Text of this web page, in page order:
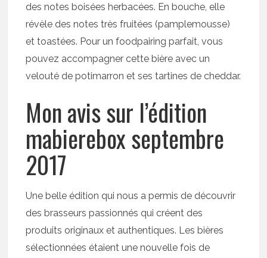
des notes boisées herbacées. En bouche, elle
révèle des notes très fruitées (pamplemousse)
et toastées. Pour un foodpairing parfait, vous
pouvez accompagner cette bière avec un
velouté de potimarron et ses tartines de cheddar.
Mon avis sur l’édition
mabierebox septembre
2017
Une belle édition qui nous a permis de découvrir
des brasseurs passionnés qui créent des
produits originaux et authentiques. Les bières
sélectionnées étaient une nouvelle fois de